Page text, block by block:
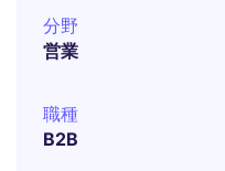
分野
営業
職種
B2B